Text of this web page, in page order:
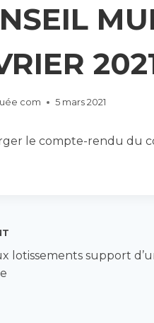
com 5 mars 2021
le compte-rendu du
lotissements support